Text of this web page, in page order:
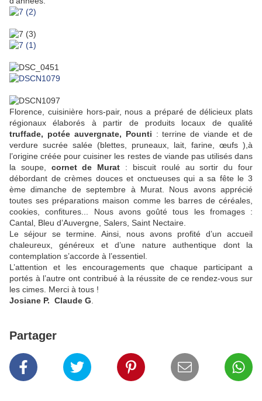
Florence, cuisinière hors-pair, nous a préparé de délicieux plats
régionaux élaborés à partir de produits locaux de qualité
truffade, potée auvergnate, Pounti : terrine de viande et de
verdure sucrée salée (blettes, pruneaux, lait, farine, œufs ),à
l’origine créée pour cuisiner les restes de viande pas utilisés dans
la soupe, cornet de Murat : biscuit roulé au sortir du four
débordant de crèmes douces et onctueuses qui a sa fête le 3
ème dimanche de septembre à Murat. Nous avons apprécié
toutes ses préparations maison comme les barres de céréales,
cookies, confitures... Nous avons goûté tous les fromages :
Cantal, Bleu d’Auvergne, Salers, Saint Nectaire.
Le séjour se termine. Ainsi, nous avons profité d’un accueil
chaleureux, généreux et d’une nature authentique dont la
contemplation s’accorde à l’essentiel.
L’attention et les encouragements que chaque participant a
portés à l’autre ont contribué à la réussite de ce rendez-vous sur
les cimes. Merci à tous !
Josiane P. Claude G
Partager